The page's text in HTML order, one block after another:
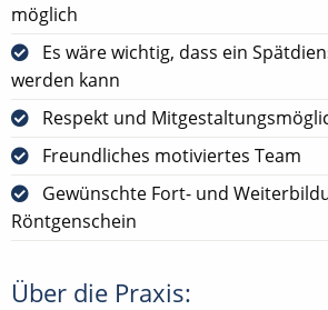
möglich
Es wäre wichtig, dass ein
werden kann
Respekt und
Freundliches motiviertes Team
Gewünschte Fort- und
Röntgenschein
Über die Praxis: